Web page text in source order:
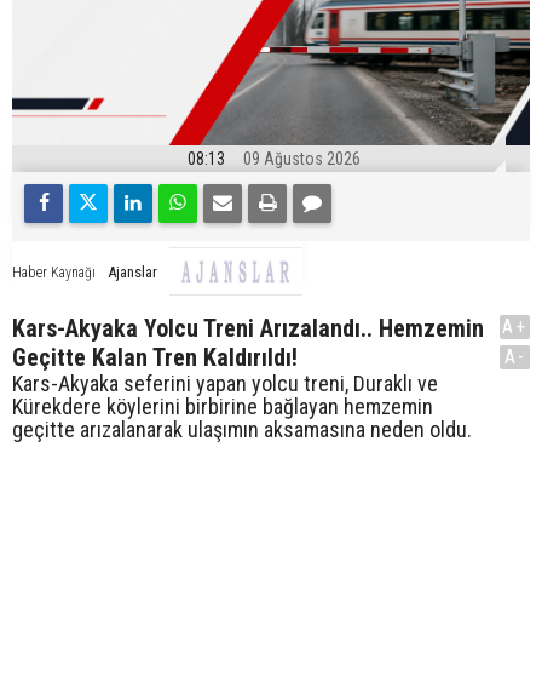
08:13 09 Ağustos 2026
Haber Kaynağı Ajanslar
Kars-Akyaka Yolcu Treni Arızalandı.. Hemzemin
Geçitte Kalan Tren Kaldırıldı!
Kars-Akyaka seferini yapan yolcu treni, Duraklı ve
Kürekdere köylerini birbirine bağlayan hemzemin
geçitte arızalanarak ulaşımın aksamasına neden oldu.
A+
A-